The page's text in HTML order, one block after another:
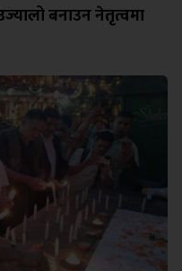
बनाउन नेतृत्वमा